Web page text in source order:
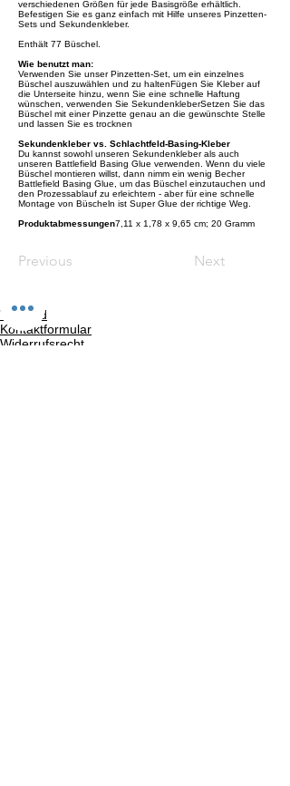
verschiedenen Größen für jede Basisgröße erhältlich.
Befestigen Sie es ganz einfach mit Hilfe unseres Pinzetten-
Sets und Sekundenkleber.
Enthält 77 Büschel.
Wie benutzt man:
Verwenden Sie unser Pinzetten-Set, um ein einzelnes
Büschel auszuwählen und zu haltenFügen Sie Kleber auf
die Unterseite hinzu, wenn Sie eine schnelle Haftung
wünschen, verwenden Sie SekundenkleberSetzen Sie das
Büschel mit einer Pinzette genau an die gewünschte Stelle
und lassen Sie es trocknen
Sekundenkleber vs. Schlachtfeld-Basing-Kleber
Du kannst sowohl unseren Sekundenkleber als auch
unseren Battlefield Basing Glue verwenden. Wenn du viele
Büschel montieren willst, dann nimm ein wenig Becher
Battlefield Basing Glue, um das Büschel einzutauchen und
den Prozessablauf zu erleichtern - aber für eine schnelle
Montage von Büscheln ist Super Glue der richtige Weg.
Produktabmessungen‎7,11 x 1,78 x 9,65 cm; 20 Gramm
Previous Next
Versand
Kontaktformular
Widerrufsrecht